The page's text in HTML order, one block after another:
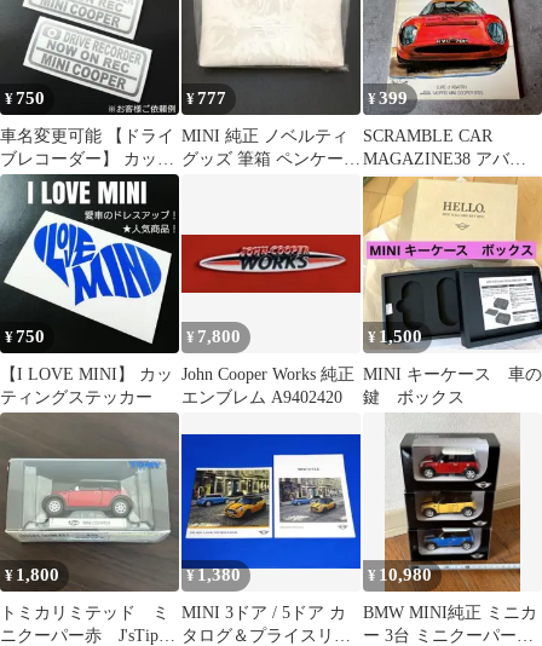
¥750
車名変更可能 【ドライ
ブレコーダー】 カッテ
ィングステッカー 2枚
セット
¥777
MINI 純正 ノベルティ
グッズ 筆箱 ペンケース
¥399
SCRAMBLE CAR
MAGAZINE38 アバル
ト ミニクーパー 0613
¥750
【I LOVE MINI】 カッ
ティングステッカー
¥ 7,800
John Cooper Works 純正
エンブレム A9402420
¥ 1,500
MINI キーケース 車の
鍵 ボックス
¥ 1,800
トミカリミテッド ミ
ニクーパー赤 J'sTipo
¥1,380
MINI 3ドア / 5ドア カ
タログ＆プライスリス
¥ 10,980
BMW MINI純正 ミニカ
ー 3台 ミニクーパーS